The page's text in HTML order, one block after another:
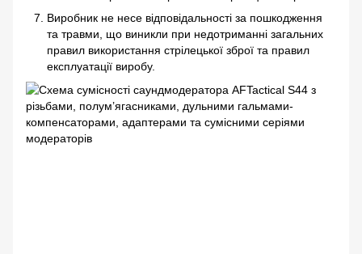
Виробник не несе відповідальності за пошкодження
та травми, що виникли при недотриманні загальних
правил використання стрілецької зброї та правил
експлуатації виробу.